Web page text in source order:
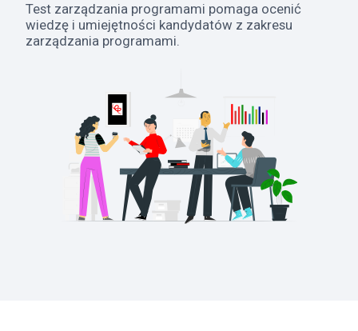
Test zarządzania programami pomaga ocenić
wiedzę i umiejętności kandydatów z zakresu
zarządzania programami.